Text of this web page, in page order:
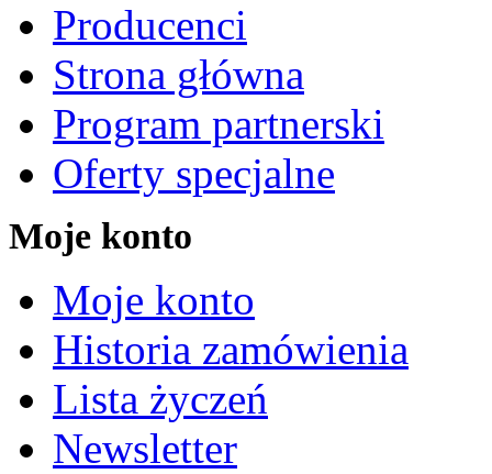
Producenci
Strona główna
Program partnerski
Oferty specjalne
Moje konto
Moje konto
Historia zamówienia
Lista życzeń
Newsletter